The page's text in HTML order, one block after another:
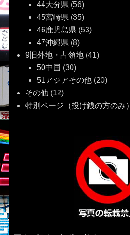
44大分県 (56)
45宮崎県 (35)
46鹿児島県 (53)
47沖縄県 (8)
9旧外地・占領地(41)
50中国 (30)
51アジアその他(20)
その他(12)
特別ページ（投げ銭の方のみ）